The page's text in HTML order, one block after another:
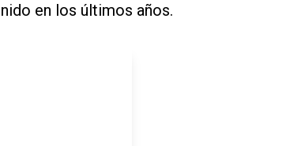
en los últimos años.